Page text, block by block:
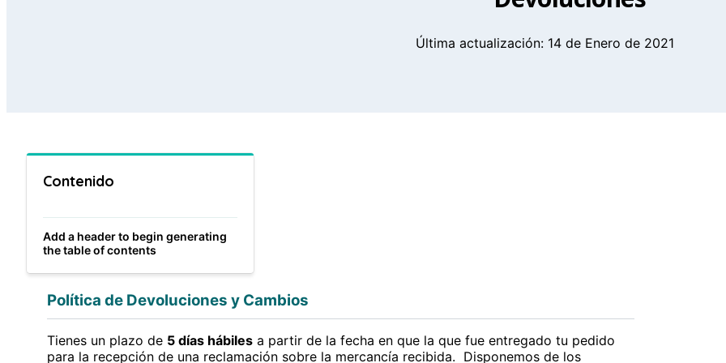
Última actualización: 14 de Enero de 2021
Contenido
Add a header to begin generating
the table of contents
Política de Devoluciones y Cambios
Tienes un plazo de 5 días hábiles a partir de la fecha en que la que fue entregado tu pedido
para la recepción de una reclamación sobre la mercancía recibida. Disponemos de los